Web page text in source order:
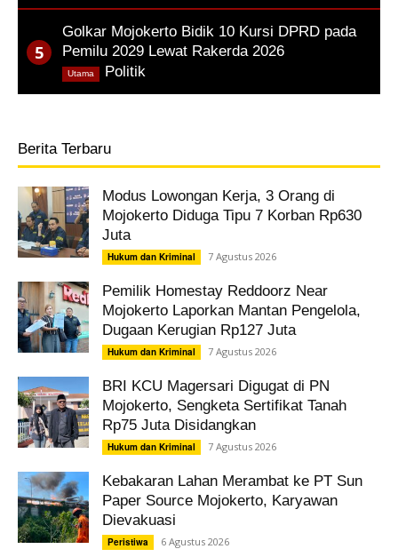
Golkar Mojokerto Bidik 10 Kursi DPRD pada
Pemilu 2029 Lewat Rakerda 2026
Politik
Utama
Berita Terbaru
Modus Lowongan Kerja, 3 Orang di
Mojokerto Diduga Tipu 7 Korban Rp630
Juta
Hukum dan Kriminal 7 Agustus 2026
Pemilik Homestay Reddoorz Near
Mojokerto Laporkan Mantan Pengelola,
Dugaan Kerugian Rp127 Juta
Hukum dan Kriminal 7 Agustus 2026
BRI KCU Magersari Digugat di PN
Mojokerto, Sengketa Sertifikat Tanah
Rp75 Juta Disidangkan
Hukum dan Kriminal 7 Agustus 2026
Kebakaran Lahan Merambat ke PT Sun
Paper Source Mojokerto, Karyawan
Dievakuasi
Peristiwa 6 Agustus 2026